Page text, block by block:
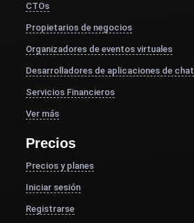
CTOs
Propietarios de negocios
Organizadores de eventos virtuales
Desarrolladores de aplicaciones de chat
Servicios Financieros
Ver más
Precios
Precios y planes
Iniciar sesión
Registrarse